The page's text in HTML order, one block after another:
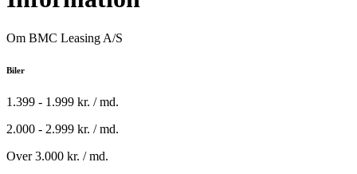
Om BMC Leasing A/S
Biler
1.399 - 1.999 kr. / md.
2.000 - 2.999 kr. / md.
Over 3.000 kr. / md.